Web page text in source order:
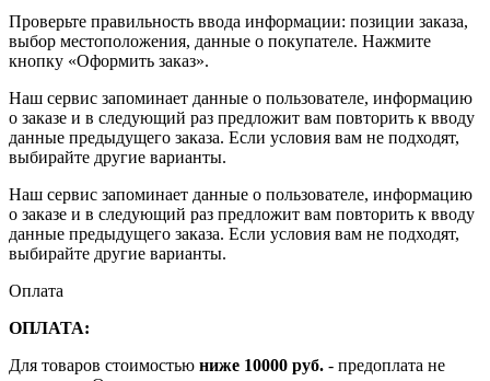
Проверьте правильность ввода информации: позиции заказа,
выбор местоположения, данные о покупателе. Нажмите
кнопку «Оформить заказ».
Наш сервис запоминает данные о пользователе, информацию
о заказе и в следующий раз предложит вам повторить к вводу
данные предыдущего заказа. Если условия вам не подходят,
выбирайте другие варианты.
Наш сервис запоминает данные о пользователе, информацию
о заказе и в следующий раз предложит вам повторить к вводу
данные предыдущего заказа. Если условия вам не подходят,
выбирайте другие варианты.
Оплата
ОПЛАТА:
Для товаров стоимостью ниже 10000 руб. - предоплата не